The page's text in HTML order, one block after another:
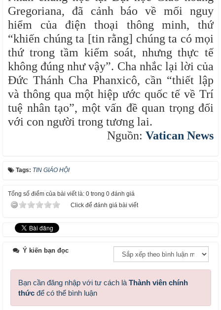
Gregoriana, đã cảnh báo về mối nguy
hiểm của điện thoại thông minh, thứ
“khiến chúng ta [tin rằng] chúng ta có mọi
thứ trong tầm kiểm soát, nhưng thực tế
không đúng như vậy”. Cha nhắc lại lời của
Đức Thánh Cha Phanxicô, cần “thiết lập
và thông qua một hiệp ước quốc tế về Trí
tuệ nhân tạo”, một vấn đề quan trọng đối
với con người trong tương lai.
Nguồn: Vatican News
Tags: TIN GIÁO HỘI
Tổng số điểm của bài viết là: 0 trong 0 đánh giá
Click để đánh giá bài viết
Ý kiến bạn đọc
Bạn cần đăng nhập với tư cách là Thành viên chính
thức để có thể bình luận